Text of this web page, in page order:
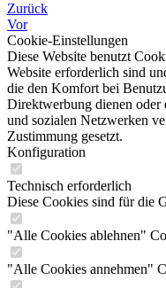
Zurück
Vor
Cookie-Einstellungen
Diese Website benutzt
Website erforderlich sind
die den Komfort bei
Direktwerbung dienen oder
und sozialen Netzwerken
Zustimmung gesetzt.
Konfiguration
Technisch erforderlich
Diese Cookies sind für die
"Alle Cookies ablehnen"
"Alle Cookies annehmen"